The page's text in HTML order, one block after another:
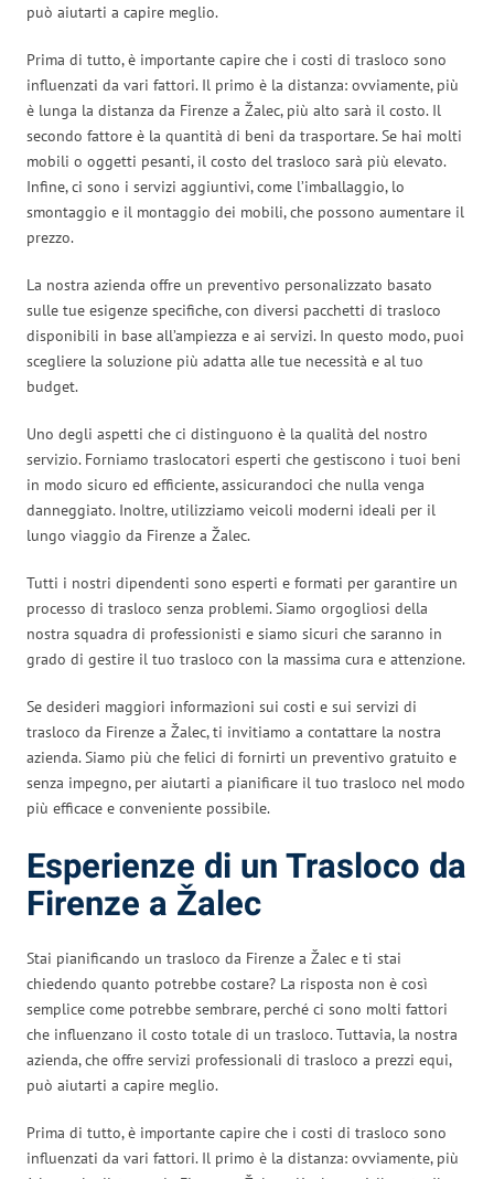
può aiutarti a capire meglio.
Prima di tutto, è importante capire che i costi di trasloco sono
influenzati da vari fattori. Il primo è la distanza: ovviamente, più
è lunga la distanza da Firenze a Žalec, più alto sarà il costo. Il
secondo fattore è la quantità di beni da trasportare. Se hai molti
mobili o oggetti pesanti, il costo del trasloco sarà più elevato.
Infine, ci sono i servizi aggiuntivi, come l’imballaggio, lo
smontaggio e il montaggio dei mobili, che possono aumentare il
prezzo.
La nostra azienda offre un preventivo personalizzato basato
sulle tue esigenze specifiche, con diversi pacchetti di trasloco
disponibili in base all’ampiezza e ai servizi. In questo modo, puoi
scegliere la soluzione più adatta alle tue necessità e al tuo
budget.
Uno degli aspetti che ci distinguono è la qualità del nostro
servizio. Forniamo traslocatori esperti che gestiscono i tuoi beni
in modo sicuro ed efficiente, assicurandoci che nulla venga
danneggiato. Inoltre, utilizziamo veicoli moderni ideali per il
lungo viaggio da Firenze a Žalec.
Tutti i nostri dipendenti sono esperti e formati per garantire un
processo di trasloco senza problemi. Siamo orgogliosi della
nostra squadra di professionisti e siamo sicuri che saranno in
grado di gestire il tuo trasloco con la massima cura e attenzione.
Se desideri maggiori informazioni sui costi e sui servizi di
trasloco da Firenze a Žalec, ti invitiamo a contattare la nostra
azienda. Siamo più che felici di fornirti un preventivo gratuito e
senza impegno, per aiutarti a pianificare il tuo trasloco nel modo
più efficace e conveniente possibile.
Esperienze di un Trasloco da
Firenze a Žalec
Stai pianificando un trasloco da Firenze a Žalec e ti stai
chiedendo quanto potrebbe costare? La risposta non è così
semplice come potrebbe sembrare, perché ci sono molti fattori
che influenzano il costo totale di un trasloco. Tuttavia, la nostra
azienda, che offre servizi professionali di trasloco a prezzi equi,
può aiutarti a capire meglio.
Prima di tutto, è importante capire che i costi di trasloco sono
influenzati da vari fattori. Il primo è la distanza: ovviamente, più